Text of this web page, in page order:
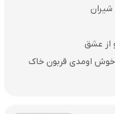
شیران
از عشق
خوش اومدی قربون خاک